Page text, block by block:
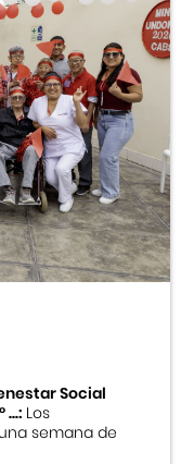
Social
...:Los
semana de